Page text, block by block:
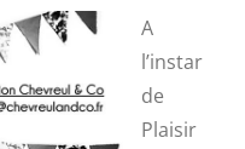
A
l’instar
de
Plaisir